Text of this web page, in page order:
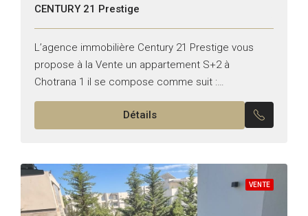
CENTURY 21 Prestige
L’agence immobilière Century 21 Prestige vous
propose à la Vente un appartement S+2 à
Chotrana 1 il se compose comme suit :
*Emplacement : Chotrana 1 *Typologie : S+2
Détails
VENTE